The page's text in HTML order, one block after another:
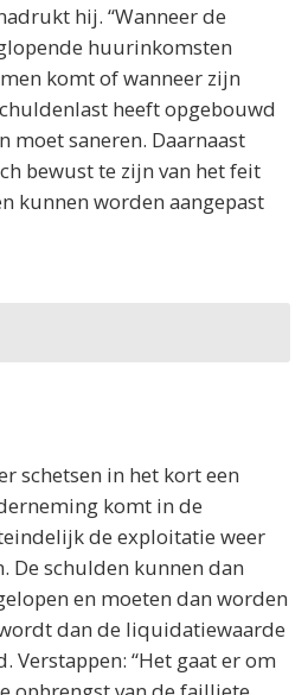
hij. “Wanneer de
huurinkomsten
komt of wanneer zijn
heeft opgebouwd
moet saneren. Daarnaast
bewust te zijn van het feit
kunnen worden aangepast
schetsen in het kort een
komt in de
de exploitatie weer
De schulden kunnen dan
en moeten dan worden
dan de liquidatiewaarde
Verstappen: “Het gaat er om